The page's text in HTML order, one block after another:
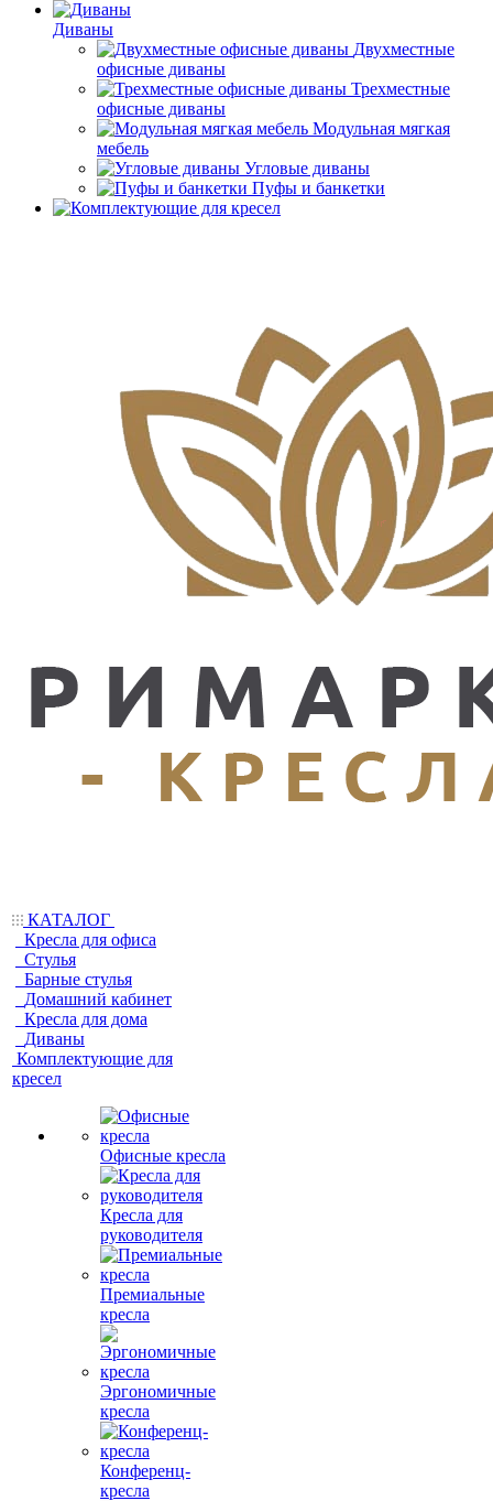
Диваны
Двухместные
офисные диваны
Трехместные
офисные диваны
Модульная мягкая
мебель
Угловые диваны
Пуфы и банкетки
КАТАЛОГ
Кресла для офиса
Стулья
Барные стулья
Домашний кабинет
Кресла для дома
Диваны
Комплектующие для
кресел
Офисные кресла
Кресла для
руководителя
Премиальные
кресла
Эргономичные
кресла
Конференц-
кресла